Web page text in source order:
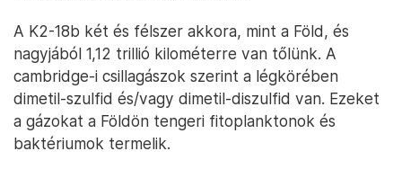
A K2-18b két és félszer akkora, mint a Föld, és
nagyjából 1,12 trillió kilométerre van tőlünk. A
cambridge-i csillagászok szerint a légkörében
dimetil-szulfid és/vagy dimetil-diszulfid van. Ezeket
a gázokat a Földön tengeri fitoplanktonok és
baktériumok termelik.